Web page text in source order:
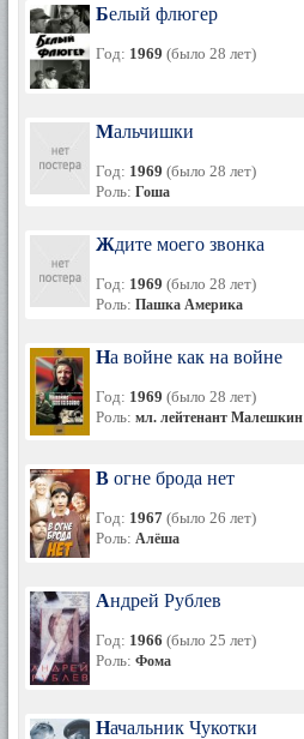
Белый флюгер
Год: 1969 (было 28 лет)
Мальчишки
Год: 1969 (было 28 лет)
Роль: Гоша
Ждите моего звонка
Год: 1969 (было 28 лет)
Роль: Пашка Америка
На войне как на войне
Год: 1969 (было 28 лет)
Роль: мл. лейтенант Малешкин
В огне брода нет
Год: 1967 (было 26 лет)
Роль: Алёша
Андрей Рублев
Год: 1966 (было 25 лет)
Роль: Фома
Начальник Чукотки